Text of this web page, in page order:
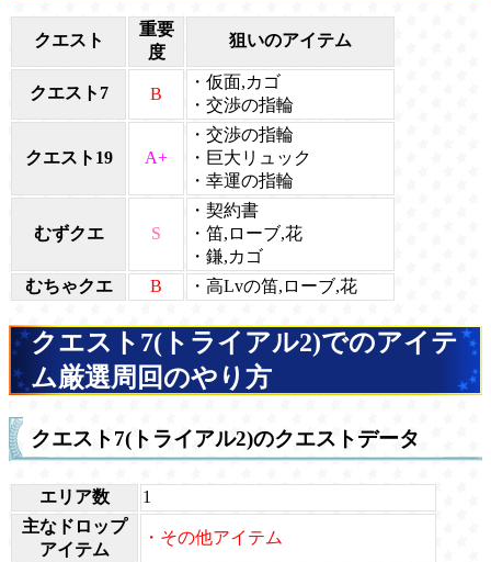
クエスト
重要
度
狙いのアイテム
クエスト7 B
・仮面,カゴ
・交渉の指輪
クエスト19 A+
・交渉の指輪
・巨大リュック
・幸運の指輪
むずクエ S
・契約書
・笛,ローブ,花
・鎌,カゴ
むちゃクエ
B ・高Lvの笛,ローブ,花
クエスト7(トライアル2)でのアイテ
ム厳選周回のやり方
クエスト7(トライアル2)のクエストデータ
エリア数
1
主なドロップ
アイテム
・その他アイテム